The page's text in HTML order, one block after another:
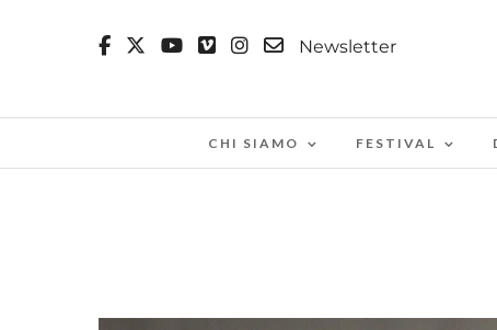
Newsletter
CHI SIAMO FESTIVAL